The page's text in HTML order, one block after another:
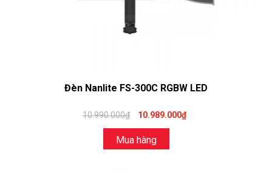
Đèn Nanlite FS-300C RGBW LED
10.990.000₫ 10.989.000₫
Mua hàng